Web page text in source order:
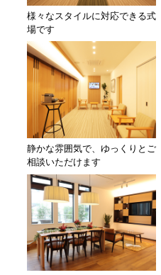
様々なスタイルに対応できる式
場です
静かな雰囲気で、ゆっくりとご
相談いただけます